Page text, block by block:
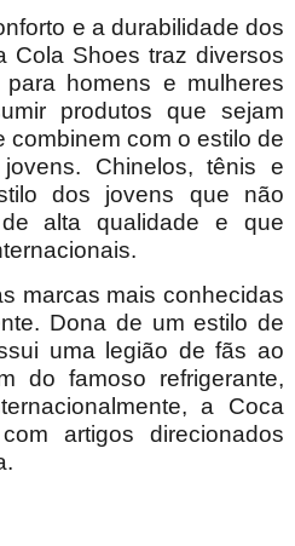
e a durabilidade dos
Cola Shoes traz diversos
homens e mulheres
produtos que sejam
combinem com o estilo de
Chinelos, tênis e
dos jovens que não
alta qualidade e que
marcas mais conhecidas
Dona de um estilo de
uma legião de fãs ao
do famoso refrigerante,
a Coca
artigos direcionados